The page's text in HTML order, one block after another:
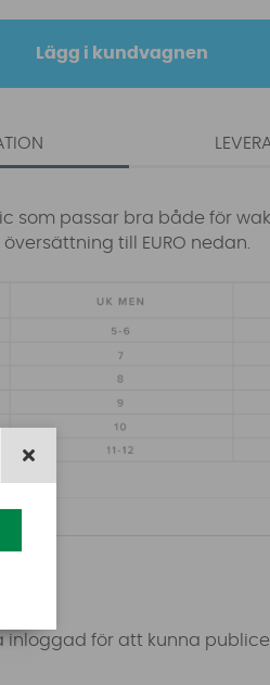
Lägg i kundvagnen
som passar bra både för
översättning till EURO nedan.
inloggad för att kunna